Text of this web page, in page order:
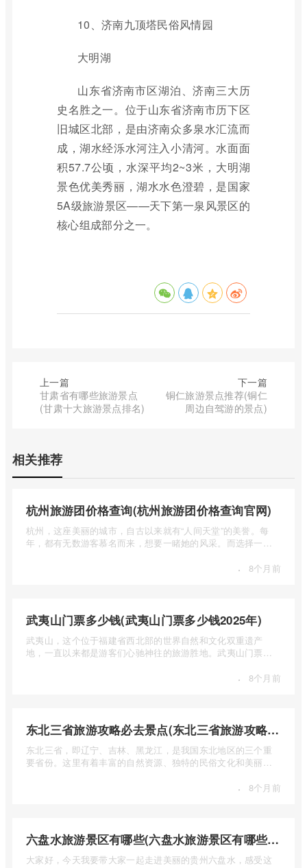
10、济南九顶塔民俗风情园
大明湖
山东省济南市区湖泊、济南三大历
史名胜之一。位于山东省济南市历下区
旧城区北部，是由济南众多泉水汇流而
成，湖水经泺水河注入小清河。水面面
积57.7公顷，水深平均2~3米，大明湖
景色优美秀丽，湖水水色澄碧，是国家
5A级旅游景区——天下第一泉风景区的
核心组成部分之一。
上一篇
甘肃省有哪些旅游景点
(甘肃十大旅游景点排名)
下一篇
铜仁旅游景点推荐(铜仁
周边自驾游的景点)
相关推荐
杭州旅游团价格查询(杭州旅游团价格查询官网)
杭州，这座美丽的城市，自古以来就有“人间天堂”的美誉。每
年，都有无数游客慕名而来，想要一睹她的风采。而选择一个
· 8个月前
武夷山门票多少钱(武夷山门票多少钱2025年)
武夷山，这个位于福建省西北部的世界自然和文化双重遗产
地，一直以来都是游客们心驰神往的旅游胜地。武夷山门票多
· 8个月前
东北三省旅游攻略必去景点(东北三省旅游攻略必去景点视频介绍)
东北三省，即辽宁、吉林、黑龙江，是我国东北地区的三个重
要省份。这里有着丰富的自然资源、独特的民俗文化和美丽的
· 8个月前
六盘水旅游景区有哪些(六盘水旅游景区有哪些景点值得去)
大家好，今天我要带大家一起走进美丽的贵州六盘水，感受这